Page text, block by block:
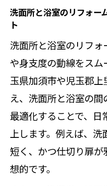
洗面所と浴室
掃除しやすいシ
に
洗面所と浴室
やすい形状を
洗面所と浴室
付きにくい工
洗面所と浴室
除を可能にす
洗面所と浴室のリフォー
ト
洗面所と浴室のリフ
や身支度の動線をスム
玉県加須市や児玉郡
え、洗面所と浴室の
最適化することで、
上します。例えば、
短く、かつ仕切り扉
想的です。